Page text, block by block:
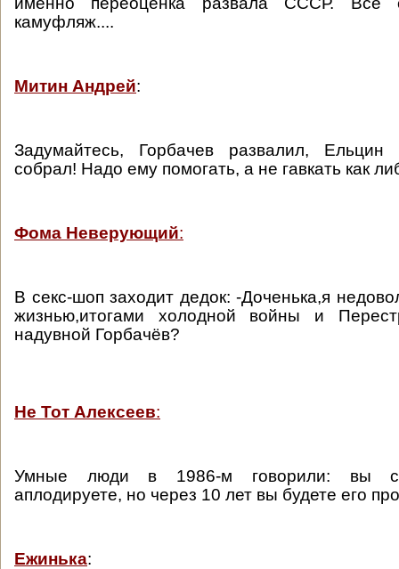
камуфляж....
Митин Андрей:
Задумайтесь, Горбачев развалил,
собрал! Надо ему помогать, а не гавкать как
Фома Неверующий:
В секс-шоп заходит дедок: -Доченька,я
жизнью,итогами холодной войны и
надувной Горбачёв?
Не Тот Алексеев:
Умные люди в 1986-м говорили: вы
аплодируете, но через 10 лет вы будете его
Ежинька: